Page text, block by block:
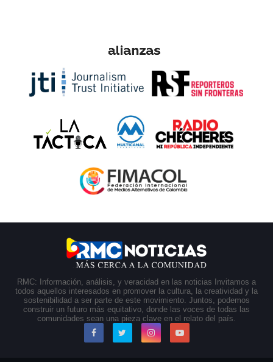
RMC: Información, análisis, y veracidad en las noticias Invitamos a
todos aquellos interesados en promover la cultura, la creatividad y la
sostenibilidad a ser parte de este movimiento. Juntos, podemos
construir un futuro más equitativo, donde las voces de todas las
comunidades sean una pieza clave en el relato del país.